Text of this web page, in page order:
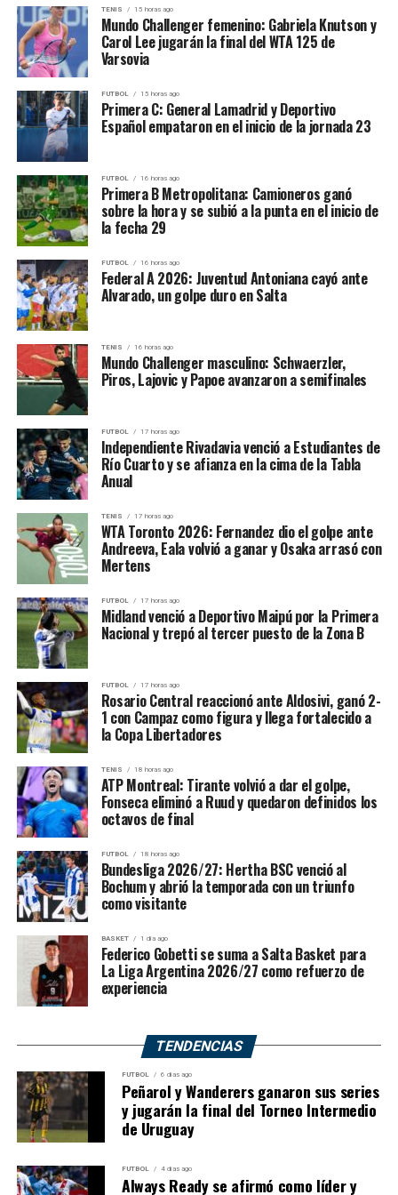
2/6 en dobles,2/4 en triples y1/1 en libres.
Su triple en el segundo cuarto fue uno de los primeros
golpes fuertes del partido. Gimnasia pasó a ganar 27-21
y empezó a construir una ventaja que ya no perdería.
Carrasco fue una de las piezas que le dio energía al
equipo en el momento en que necesitaba despegarse.
Ferro no encontró respuestas
ofensivas
Ferro llegó al quinto juego con impulso después de
ganar dos partidos consecutivos en Caballito, pero en
Comodoro tuvo una noche muy difícil. El equipo de
Federico Fernández terminó con apenas
cifra muy baja para una semifinal de Liga Nacional.
El máximo anotador fue
y 5 rebotes
puntos, yRodrigo Gallegos, con9. Sin embargo, el
Verdolaga no logró tener fluidez ni eficacia.
El dato que mejor explica la derrota es la valoración
colectiva:Gimnasia terminó con 112 de valoración
total, contra apenas 34 de Ferro. La diferencia fue
enorme y refleja la superioridad del local en casi todos
La defensa de Gimnasia, la gran
explicación del 88-54
El triunfo de Gimnasia se explica desde el ataque, pero
sobre todo desde la defensa. Ferro lanzó
dobles, con 46%, y apenas
Además, perdió19 pelotas, un número altísimo para un
partido decisivo.
Gimnasia aprovechó esas pérdidas, corrió cuando pudo y
encontró puntos en transición. También dominó el
rebote: capturó37 rebotes totales, contra27 de Ferro
Esa diferencia le permitió controlar el ritmo y evitar
segundas oportunidades del rival.
La defensa del Mens Sana fue agresiva, ordenada y
constante. No se trató solo de un buen momento:
dejando a Ferro en 54 puntos.
La eficacia ofensiva también
marcó diferencias
Gimnasia tuvo una noche muy sólida en ataque. Terminó
13,2 puntos
6,9 rebotes
Juan Cruz Scacchi:
7,6 puntos
3,7 rebotes
Jeremías Diotto:
48 partidos
3,4 rebotes
Lucas Latorre (Liga Nacional):
29 partidos
2 puntos
0,4 asistencias
TENIS 15 horas ago
Mundo Challenger femenino: Gabriela Knutson y
Carol Lee jugarán la final del WTA 125 de
Varsovia
FUTBOL 15 horas ago
Primera C: General Lamadrid y Deportivo
Español empataron en el inicio de la jornada 23
FUTBOL 16 horas ago
Primera B Metropolitana: Camioneros ganó
sobre la hora y se subió a la punta en el inicio de
la fecha 29
FUTBOL 16 horas ago
Federal A 2026: Juventud Antoniana cayó ante
Alvarado, un golpe duro en Salta
TENIS 16 horas ago
Mundo Challenger masculino: Schwaerzler,
Piros, Lajovic y Papoe avanzaron a semifinales
FUTBOL 17 horas ago
Independiente Rivadavia venció a Estudiantes de
Río Cuarto y se afianza en la cima de la Tabla
Anual
TENIS 17 horas ago
WTA Toronto 2026: Fernandez dio el golpe ante
Andreeva, Eala volvió a ganar y Osaka arrasó con
Mertens
FUTBOL 17 horas ago
Midland venció a Deportivo Maipú por la Primera
Nacional y trepó al tercer puesto de la Zona B
FUTBOL 17 horas ago
Rosario Central reaccionó ante Aldosivi, ganó 2-
1 con Campaz como figura y llega fortalecido a
la Copa Libertadores
TENIS 18 horas ago
ATP Montreal: Tirante volvió a dar el golpe,
Fonseca eliminó a Ruud y quedaron definidos los
octavos de final
FUTBOL 18 horas ago
Bundesliga 2026/27: Hertha BSC venció al
Bochum y abrió la temporada con un triunfo
como visitante
BASKET 1 día ago
Federico Gobetti se suma a Salta Basket para
La Liga Argentina 2026/27 como refuerzo de
experiencia
TENDENCIAS
FUTBOL 6 días ago
Peñarol y Wanderers ganaron sus series
y jugarán la final del Torneo Intermedio
de Uruguay
FUTBOL 4 días ago
Always Ready se afirmó como líder y